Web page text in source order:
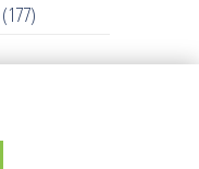
(177)